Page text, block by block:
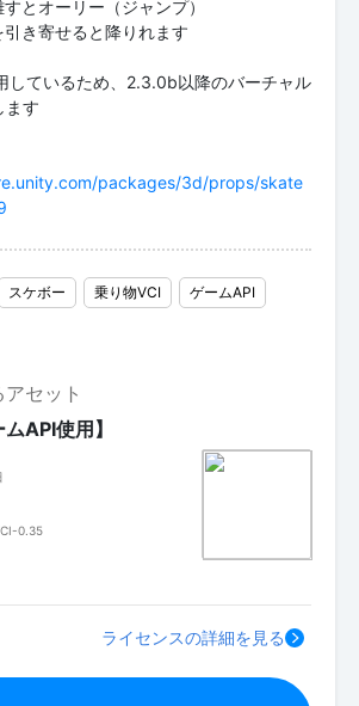
とオーリー（ジャンプ）
き寄せると降りれます
しているため、2.3.0b以降のバーチャル
ます
packages/3d/props/skate
スケボー 乗り物VCI ゲームAPI
セット
API使用】
0.35
ライセンスの詳細を見る